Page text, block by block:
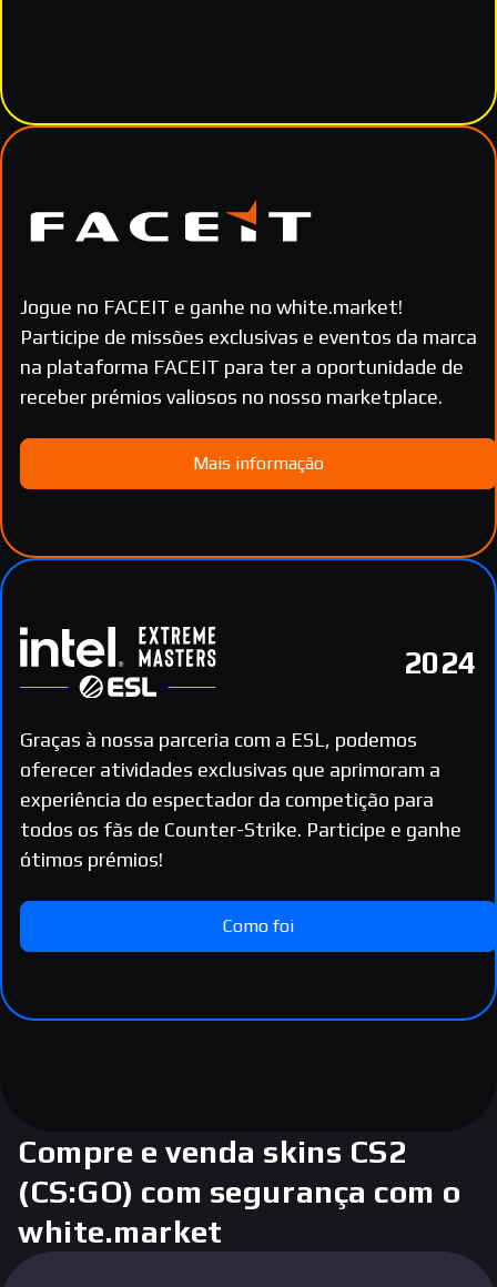
Jogue no FACEIT e ganhe no white.market!
Participe de missões exclusivas e eventos da marca
na plataforma FACEIT para ter a oportunidade de
receber prémios valiosos no nosso marketplace.
Mais informação
2024
Graças à nossa parceria com a ESL, podemos
oferecer atividades exclusivas que aprimoram a
experiência do espectador da competição para
todos os fãs de Counter-Strike. Participe e ganhe
ótimos prémios!
Como foi
Compre e venda skins CS2
(CS:GO) com segurança com o
white.market